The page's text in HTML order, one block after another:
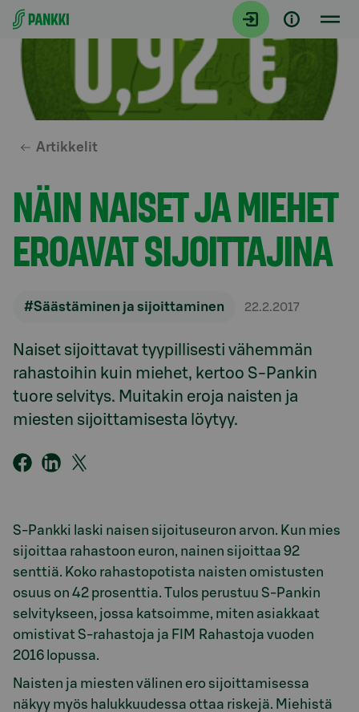
Siirry suoraan sisältöön
Artikkelit
NÄIN NAISET JA MIEHET
EROAVAT SIJOITTAJINA
#Säästäminen ja sijoittaminen 22.2.2017
Naiset sijoittavat tyypillisesti vähemmän
rahastoihin kuin miehet, kertoo S-Pankin
tuore selvitys. Muitakin eroja naisten ja
miesten sijoittamisesta löytyy.
S-Pankki laski naisen sijoituseuron arvon. Kun mies
sijoittaa rahastoon euron, nainen sijoittaa 92
senttiä. Koko rahastopotista naisten omistusten
osuus on 42 prosenttia. Tulos perustuu S-Pankin
selvitykseen, jossa katsoimme, miten asiakkaat
omistivat S-rahastoja ja FIM Rahastoja vuoden
2016 lopussa.
Naisten ja miesten välinen ero sijoittamisessa
näkyy myös halukkuudessa ottaa riskejä. Miehistä